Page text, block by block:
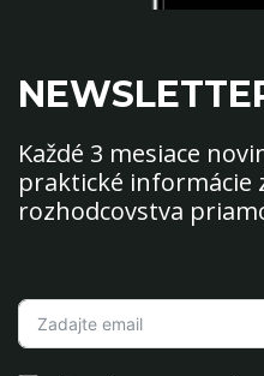
Každé 3 mesiace
praktické informácie
rozhodcovstva